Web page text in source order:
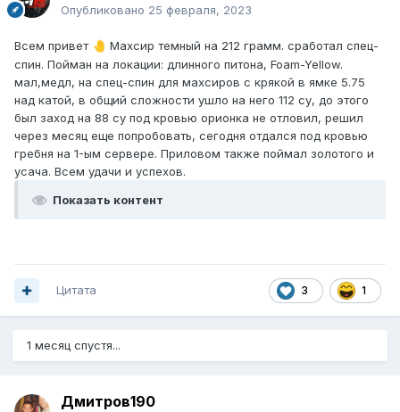
Опубликовано 25 февраля, 2023
Всем привет 🤚 Махсир темный на 212 грамм. сработал спец-
спин. Пойман на локации: длинного питона, Foam-Yellow.
мал,медл, на спец-спин для махсиров с крякой в ямке 5.75
над катой, в общий сложности ушло на него 112 су, до этого
был заход на 88 су под кровью орионка не отловил, решил
через месяц еще попробовать, сегодня отдался под кровью
гребня на 1-ым сервере. Приловом также поймал золотого и
усача. Всем удачи и успехов.
Показать контент
3 1
Цитата
1 месяц спустя...
Дмитров190